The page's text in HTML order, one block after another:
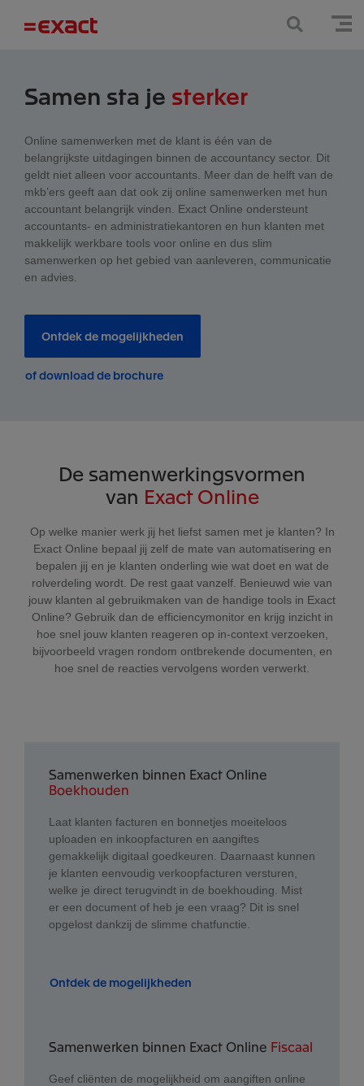
Samen sta je sterker
Online samenwerken met de klant is één van de
belangrijkste uitdagingen binnen de accountancy sector. Dit
geldt niet alleen voor accountants. Meer dan de helft van de
mkb’ers geeft aan dat ook zij online samenwerken met hun
accountant belangrijk vinden. Exact Online ondersteunt
accountants- en administratiekantoren en hun klanten met
makkelijk werkbare tools voor online en dus slim
samenwerken op het gebied van aanleveren, communicatie
en advies.
Ontdek de mogelijkheden
of download de brochure
De samenwerkingsvormen
van Exact Online
Op welke manier werk jij het liefst samen met je klanten? In
Exact Online bepaal jij zelf de mate van automatisering en
bepalen jij en je klanten onderling wie wat doet en wat de
rolverdeling wordt. De rest gaat vanzelf. Benieuwd wie van
jouw klanten al gebruikmaken van de handige tools in Exact
Online? Gebruik dan de efficiencymonitor en krijg inzicht in
hoe snel jouw klanten reageren op in-context verzoeken,
bijvoorbeeld vragen rondom ontbrekende documenten, en
hoe snel de reacties vervolgens worden verwerkt.
Samenwerken binnen Exact Online
Boekhouden
Laat klanten facturen en bonnetjes moeiteloos
uploaden en inkoopfacturen en aangiftes
gemakkelijk digitaal goedkeuren. Daarnaast kunnen
je klanten eenvoudig verkoopfacturen versturen,
welke je direct terugvindt in de boekhouding. Mist
er een document of heb je een vraag? Dit is snel
opgelost dankzij de slimme chatfunctie.
Ontdek de mogelijkheden
Samenwerken binnen Exact Online Fiscaal
Geef cliënten de mogelijkheid om aangiften online